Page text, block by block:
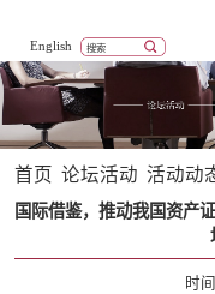
English
首页 论坛活动 活动动
国际借鉴，推动我国资产
时